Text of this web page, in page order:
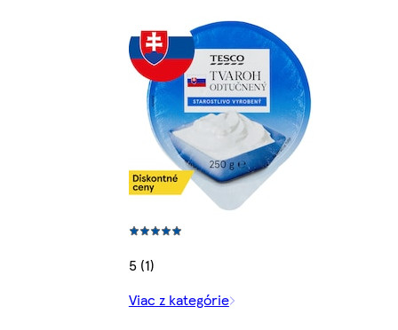
5 (1)
Viac z kategórie